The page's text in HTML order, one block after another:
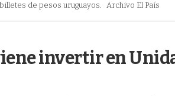
de pesos uruguayos. Archivo El País
invertir en